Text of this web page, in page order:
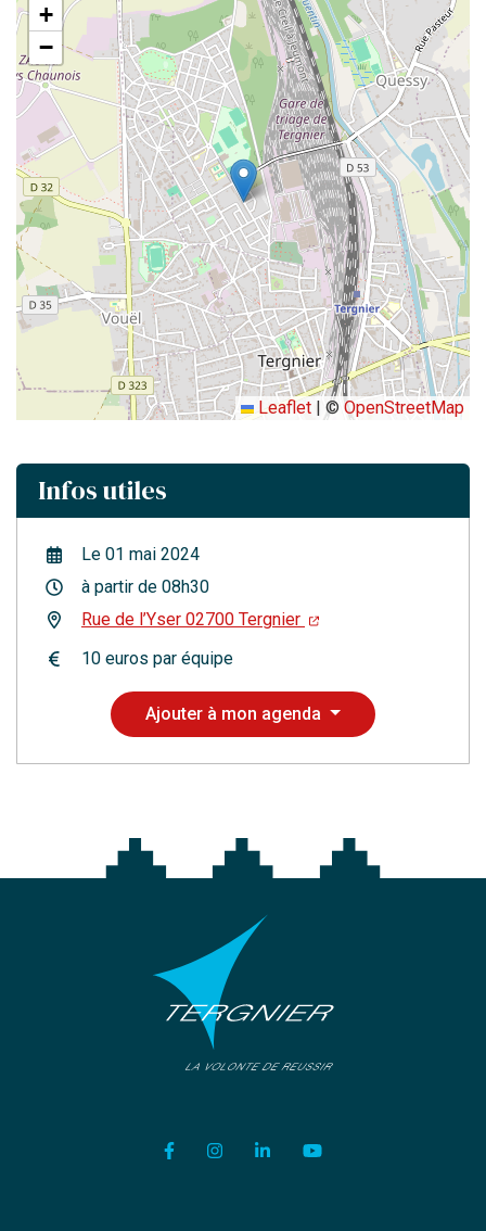
+
−
Leaflet | © OpenStreetMap
Infos utiles
Le 01 mai 2024
à partir de 08h30
Rue de l’Yser 02700 Tergnier
10 euros par équipe
Ajouter à mon agenda
Lien vers le compte Facebook
Lien vers le compte Instagram
Lien vers le compte
Lien vers la chaîne